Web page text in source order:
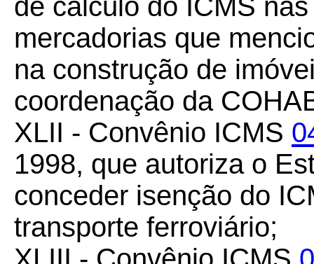
de cálculo do ICMS
mercadorias que
na construção de
coordenação da
XLII - Convênio ICMS
1998, que autoriza o
conceder isenção do
transporte ferroviário;